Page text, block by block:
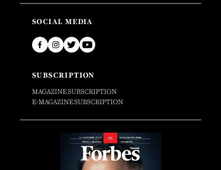
SOCIAL MEDIA
SUBSCRIPTION
MAGAZINE SUBSCRIPTION
E-MAGAZINE SUBSCRIPTION